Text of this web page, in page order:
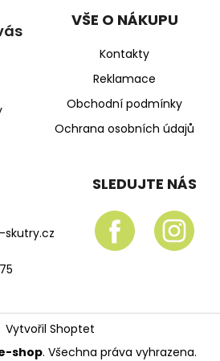
VŠE O NÁKUPU
Kontakty
Reklamace
Obchodní podmínky
Ochrana osobních údajů
skutry.cz
SLEDUJTE NÁS
Vytvořil Shoptet
shop. Všechna práva vyhrazena.